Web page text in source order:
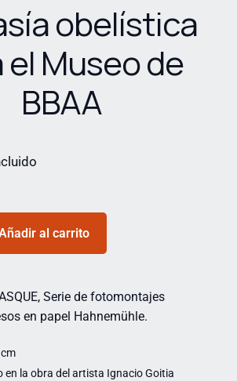
obelística
el Museo de
BBAA
al carrito
Serie de fotomontajes
en papel Hahnemühle.
en la obra del artista Ignacio Goitia